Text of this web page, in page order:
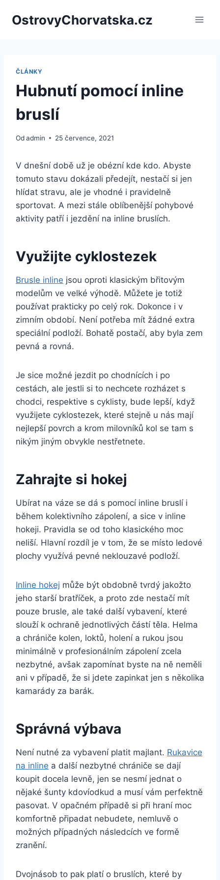
OstrovyChorvatska.cz
ČLÁNKY
Hubnutí pomocí inline
bruslí
Odadmin 25 července, 2021
V dnešní době už je obézní kde kdo. Abyste
tomuto stavu dokázali předejít, nestačí si jen
hlídat stravu, ale je vhodné i pravidelně
sportovat. A mezi stále oblíbenější pohybové
aktivity patří i jezdění na inline bruslích.
Využijte cyklostezek
Brusle inline jsou oproti klasickým břitovým
modelům ve velké výhodě. Můžete je totiž
používat prakticky po celý rok. Dokonce i v
zimním období. Není potřeba mít žádné extra
speciální podloží. Bohatě postačí, aby byla zem
pevná a rovná.
Je sice možné jezdit po chodnících i po
cestách, ale jestli si to nechcete rozházet s
chodci, respektive s cyklisty, bude lepší, když
využijete cyklostezek, které stejně u nás mají
nejlepší povrch a krom milovníků kol se tam s
nikým jiným obvykle nestřetnete.
Zahrajte si hokej
Ubírat na váze se dá s pomocí inline bruslí i
během kolektivního zápolení, a sice v inline
hokeji. Pravidla se od toho klasického moc
neliší. Hlavní rozdíl je v tom, že se místo ledové
plochy využívá pevné neklouzavé podloží.
Inline hokej může být obdobně tvrdý jakožto
jeho starší bratříček, a proto zde nestačí mít
pouze brusle, ale také další vybavení, které
slouží k ochraně jednotlivých částí těla. Helma
a chrániče kolen, loktů, holení a rukou jsou
minimálně v profesionálním zápolení zcela
nezbytné, avšak zapomínat byste na ně neměli
ani v případě, že si jdete zapinkat jen s několika
kamarády za barák.
Správná výbava
Není nutné za vybavení platit majlant. Rukavice
na inline a další nezbytné chrániče se dají
koupit docela levně, jen se nesmí jednat o
nějaké šunty kdovíodkud a musí vám perfektně
pasovat. V opačném případě si při hraní moc
komfortně připadat nebudete, nemluvě o
možných případných následcích ve formě
zranění.
Dvojnásob to pak platí o bruslích, které by